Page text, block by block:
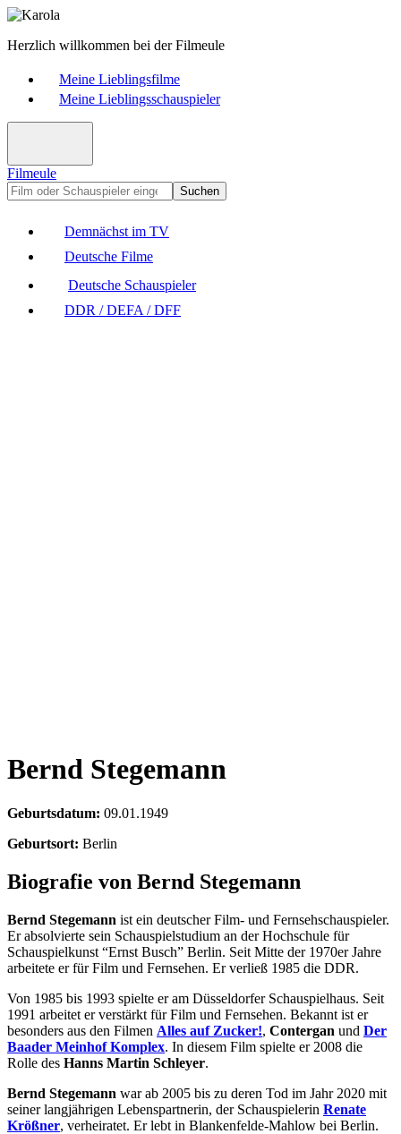
Herzlich willkommen bei der Filmeule
Meine Lieblingsfilme
Meine Lieblingsschauspieler
Filmeule
Suchen
Demnächst im TV
Deutsche Filme
Deutsche Schauspieler
DDR / DEFA / DFF
Bernd Stegemann
Geburtsdatum: 09.01.1949
Geburtsort: Berlin
Biografie von Bernd Stegemann
Bernd Stegemann ist ein deutscher Film- und Fernsehschauspieler.
Er absolvierte sein Schauspielstudium an der Hochschule für
Schauspielkunst “Ernst Busch” Berlin. Seit Mitte der 1970er Jahre
arbeitete er für Film und Fernsehen. Er verließ 1985 die DDR.
Von 1985 bis 1993 spielte er am Düsseldorfer Schauspielhaus. Seit
1991 arbeitet er verstärkt für Film und Fernsehen. Bekannt ist er
besonders aus den Filmen Alles auf Zucker!, Contergan und Der
Baader Meinhof Komplex. In diesem Film spielte er 2008 die
Rolle des Hanns Martin Schleyer.
Bernd Stegemann war ab 2005 bis zu deren Tod im Jahr 2020 mit
seiner langjährigen Lebenspartnerin, der Schauspielerin Renate
Krößner, verheiratet. Er lebt in Blankenfelde-Mahlow bei Berlin.